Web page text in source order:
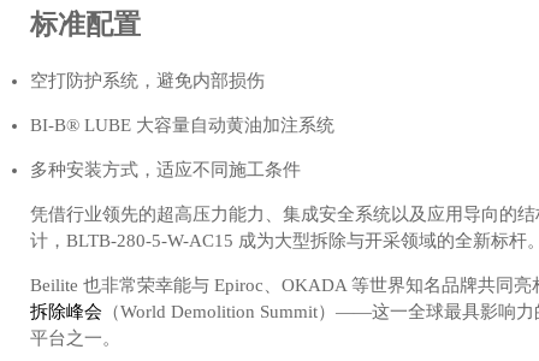
标准配置
空打防护系统，避免内部损伤
BI-B® LUBE 大容量自动黄油加注系统
多种安装方式，适应不同施工条件
凭借行业领先的超高压力能力、集成安全系统以及应用导向的
计，BLTB-280-5-W-AC15 成为大型拆除与开采领域的全新标杆
Beilite 也非常荣幸能与 Epiroc、OKADA 等世界知名品牌共同亮
拆除峰会 （World Demolition Summit）——这一全球最具影响力
平台之一。